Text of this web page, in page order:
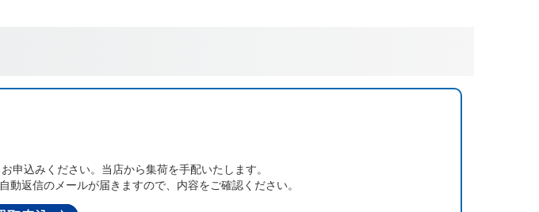
申込みください。当店から集荷を手配いたします。
動返信のメールが届きますので、内容をご確認ください。